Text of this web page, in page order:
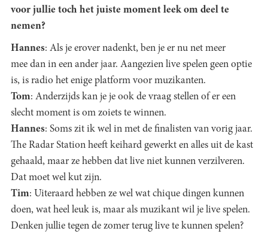
voor jullie toch het juiste moment leek om deel te
nemen?
Hannes: Als je erover nadenkt, ben je er nu net meer
mee dan in een ander jaar. Aangezien live spelen geen optie
is, is radio het enige platform voor muzikanten.
Tom: Anderzijds kan je je ook de vraag stellen of er een
slecht moment is om zoiets te winnen.
Hannes: Soms zit ik wel in met de finalisten van vorig jaar.
The Radar Station heeft keihard gewerkt en alles uit de kast
gehaald, maar ze hebben dat live niet kunnen verzilveren.
Dat moet wel kut zijn.
Tim: Uiteraard hebben ze wel wat chique dingen kunnen
doen, wat heel leuk is, maar als muzikant wil je live spelen.
Denken jullie tegen de zomer terug live te kunnen spelen?